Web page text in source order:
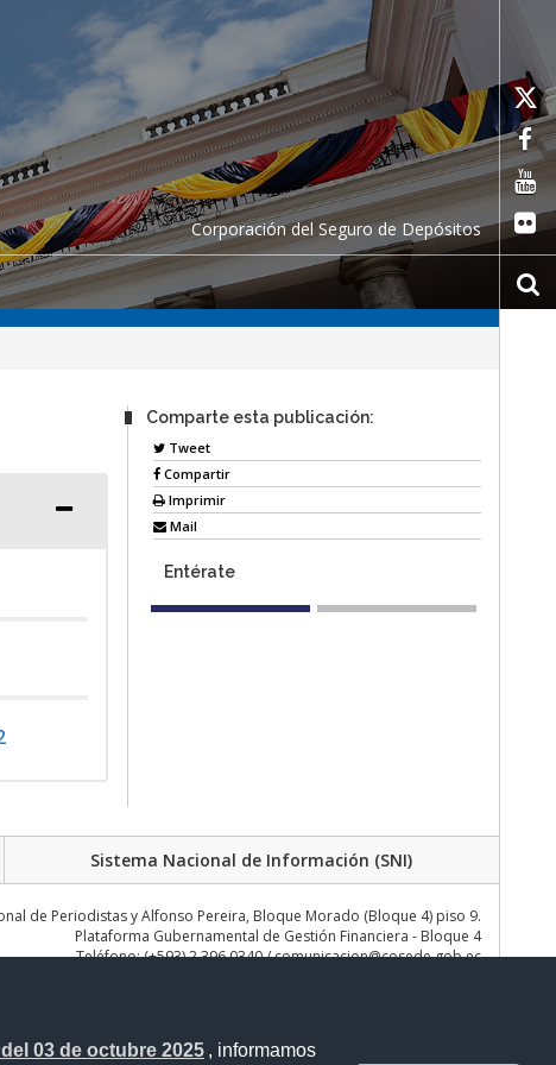
03 de octubre 2025 , informamos
Corporación del Seguro de Depósitos
Comparte esta publicación:
Tweet
Compartir
Imprimir
Mail
Entérate
Sistema Nacional de Información (SNI)
de Periodistas y Alfonso Pereira, Bloque Morado (Bloque 4) piso 9.
Plataforma Gubernamental de Gestión Financiera - Bloque 4
Teléfono: (+593) 2 396 0340 / comunicacion@cosede.gob.ec